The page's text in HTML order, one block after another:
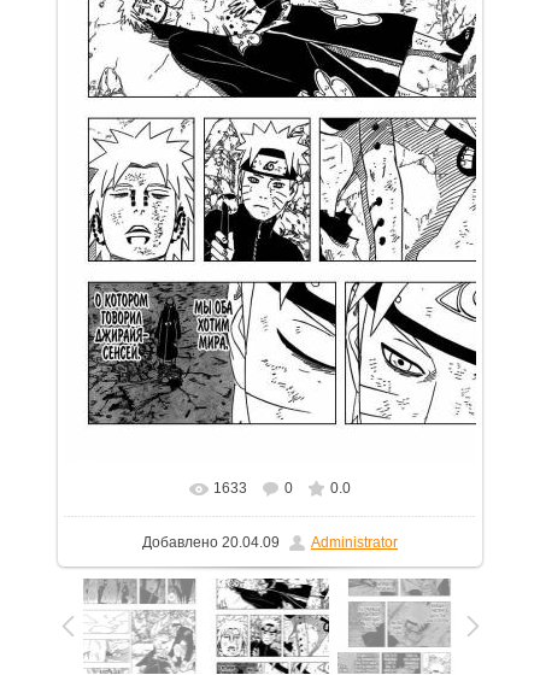
В реальном размере 754x1100
1633 0 0.0
Добавлено 20.04.09 Administrator